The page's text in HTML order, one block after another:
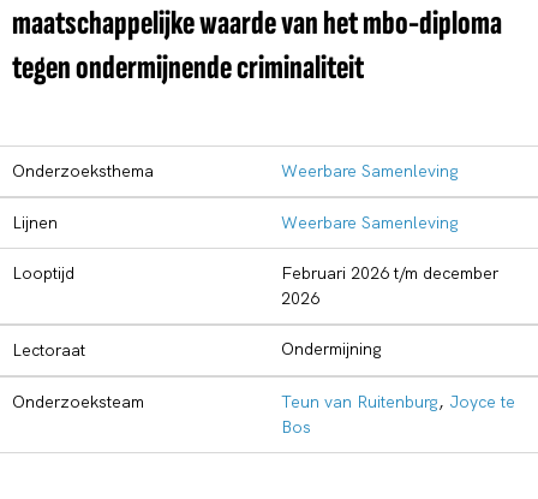
maatschappelijke waarde van het mbo-diploma
tegen ondermijnende criminaliteit
Onderzoeksthema Weerbare Samenleving
Lijnen Weerbare Samenleving
Looptijd
februari 2026 t/m december
2026
Lectoraat Ondermijning
Onderzoeksteam Teun van Ruitenburg, Joyce te
Bos